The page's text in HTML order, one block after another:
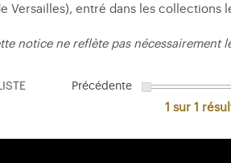
Versailles), entré dans les collections
notice ne reflète pas nécessairement
Précédente
1 sur 1